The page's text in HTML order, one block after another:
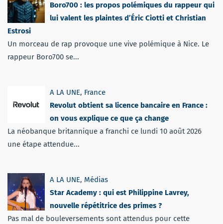
Boro700 : les propos polémiques du rappeur qui
lui valent les plaintes d’Éric Ciotti et Christian
Estrosi
Un morceau de rap provoque une vive polémique à Nice. Le
rappeur Boro700 se...
A LA UNE, France
Revolut obtient sa licence bancaire en France :
on vous explique ce que ça change
La néobanque britannique a franchi ce lundi 10 août 2026
une étape attendue...
A LA UNE, Médias
Star Academy : qui est Philippine Lavrey,
nouvelle répétitrice des primes ?
Pas mal de bouleversements sont attendus pour cette